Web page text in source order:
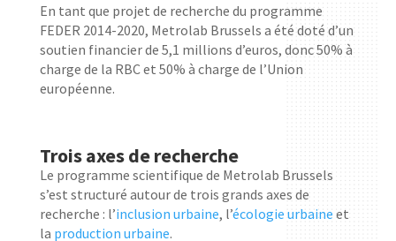
En tant que projet de recherche du programme
FEDER 2014-2020, Metrolab Brussels a été doté d’un
soutien financier de 5,1 millions d’euros, donc 50% à
charge de la RBC et 50% à charge de l’Union
européenne.
Trois axes de recherche
Le programme scientifique de Metrolab Brussels
s’est structuré autour de trois grands axes de
recherche : l’inclusion urbaine, l’écologie urbaine et
la production urbaine.